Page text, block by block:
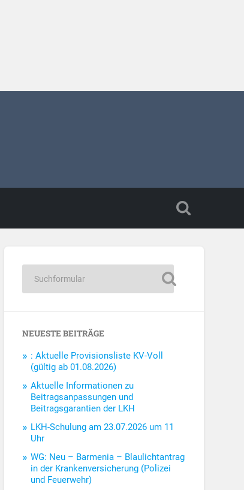
NEUESTE BEITRÄGE
: Aktuelle Provisionsliste KV-Voll
(gültig ab 01.08.2026)
Aktuelle Informationen zu
Beitragsanpassungen und
Beitragsgarantien der LKH
LKH-Schulung am 23.07.2026 um 11
Uhr
WG: Neu – Barmenia – Blaulichtantrag
in der Krankenversicherung (Polizei
und Feuerwehr)